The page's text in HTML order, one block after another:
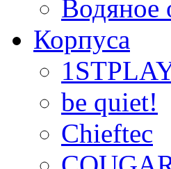
Водяное
Корпуса
be quiet!
Chieftec